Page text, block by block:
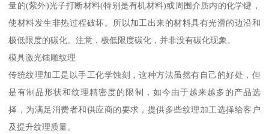
量的(紫外)光子打断材料(特别是有机材料)或周围介质内的化学键，
使材料发生非热过程破坏。所以加工出来的材料具有光滑的边沿和
极低限度的碳化。注意，极低限度碳化，并非没有碳化现象。
模具激光镭雕纹理
传统纹理加工是以手工化学蚀刻，这种方法虽然有自己的好处，但
是有制品形状和纹理精密度的限制，如今由于越来越多的产品选
择，为满足消费者和供应商的要求，提供多些纹理加工选择给客户
及提升纹理质量。